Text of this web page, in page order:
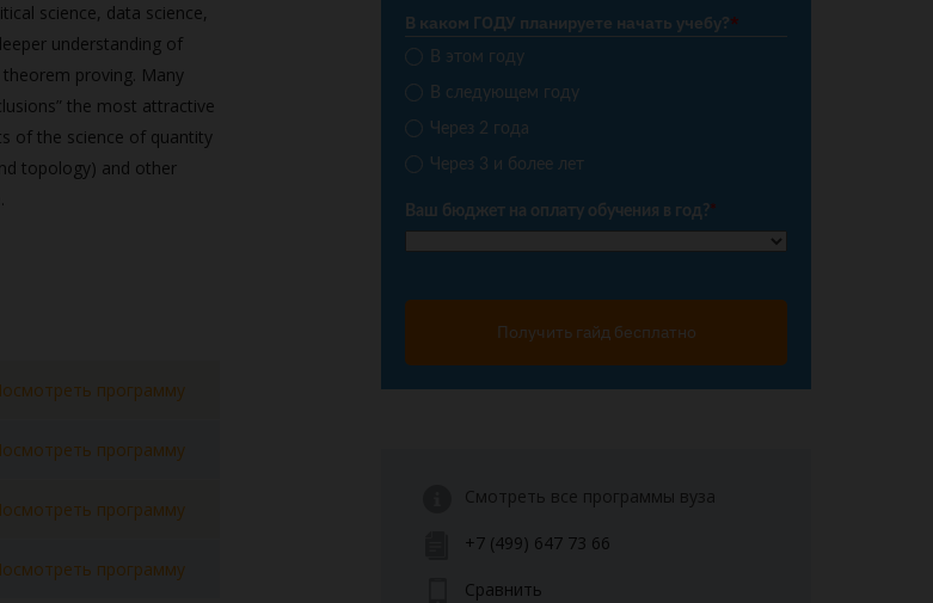
science, data science,
understanding of
proving. Many
the most attractive
of the science of quantity
topology) and other
программу
программу
программу
программу
В каком ГОДУ планируете начать учебу?*
В этом году
В следующем году
Через 2 года
Через 3 и более лет
Ваш бюджет на оплату обучения в год?*
Получить гайд бесплатно
Смотреть все программы вуза
+7 (499) 647 73 66
Сравнить